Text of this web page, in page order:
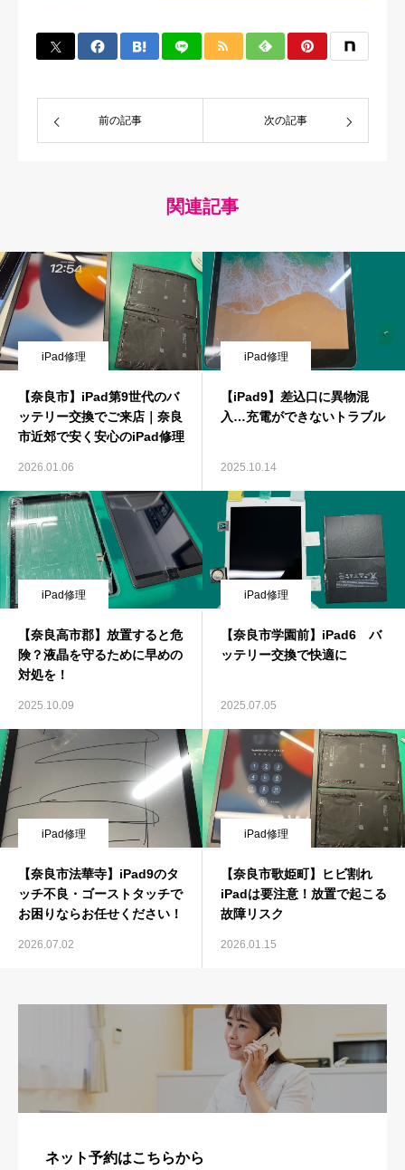
前の記事 次の記事
関連記事
iPad修理
【奈良市】iPad第9世代のバ
ッテリー交換でご来店｜奈良
市近郊で安く安心のiPad修理
2026.01.06
iPad修理
【iPad9】差込口に異物混
入…充電ができないトラブル
2025.10.14
iPad修理
【奈良高市郡】放置すると危
険？液晶を守るために早めの
対処を！
2025.10.09
iPad修理
【奈良市学園前】iPad6 バ
ッテリー交換で快適に
2025.07.05
iPad修理
【奈良市法華寺】iPad9のタ
ッチ不良・ゴーストタッチで
お困りならお任せください！
2026.07.02
iPad修理
【奈良市歌姫町】ヒビ割れ
iPadは要注意！放置で起こる
故障リスク
2026.01.15
ネット予約はこちらから